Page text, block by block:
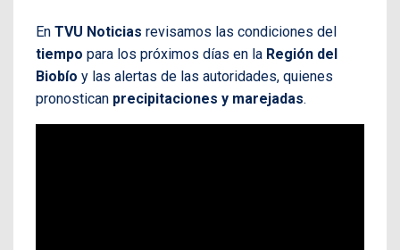
En TVU Noticias revisamos las condiciones del
tiempo para los próximos días en la Región del
Biobío y las alertas de las autoridades, quienes
pronostican precipitaciones y marejadas.